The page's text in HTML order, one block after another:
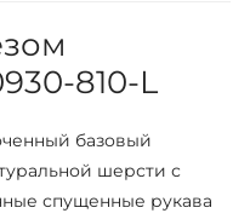
810-L
базовый
шерсти с
спущенные рукава